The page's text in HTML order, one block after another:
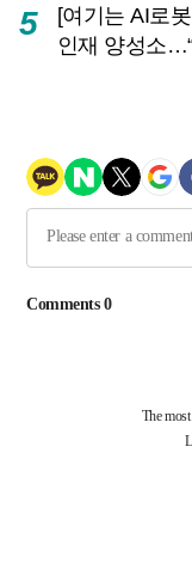
5
[여기는 AI로
인재 양성소